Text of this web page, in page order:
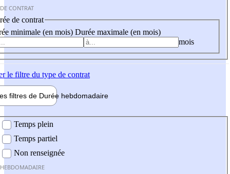
CONTRAT
de contrat
minimale (en mois) Durée maximale (en mois)
mois
le filtre du type de contrat
filtres de Durée hebdomadaire
Temps plein
Temps partiel
Non renseignée